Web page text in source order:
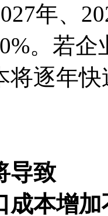
年、
。若
将逐年
致
本增加